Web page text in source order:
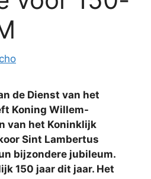
de Dienst van het
Koning Willem-
van het Koninklijk
Sint Lambertus
bijzondere jubileum.
150 jaar dit jaar. Het